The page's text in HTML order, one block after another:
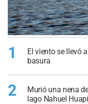
1
El viento se llevó
basura
2
Murió una nena
lago Nahuel Huapi